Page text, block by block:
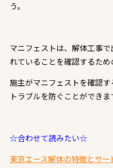
う。
マニフェストは、解体工事
れていることを確認するため
施主がマニフェストを確認
トラブルを防ぐことができま
☆合わせて読みたい☆
東京エース解体の特徴とサー